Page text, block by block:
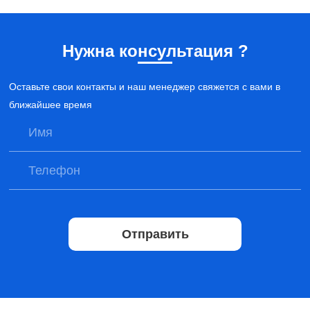
Нужна консультация ?
Оставьте свои контакты и наш менеджер свяжется с вами в
ближайшее время
Отправить